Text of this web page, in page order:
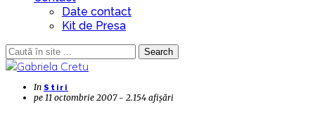
Date contact
Kit de Presa
Search
In Stiri
pe 11 octombrie 2007 - 2.154 afișări